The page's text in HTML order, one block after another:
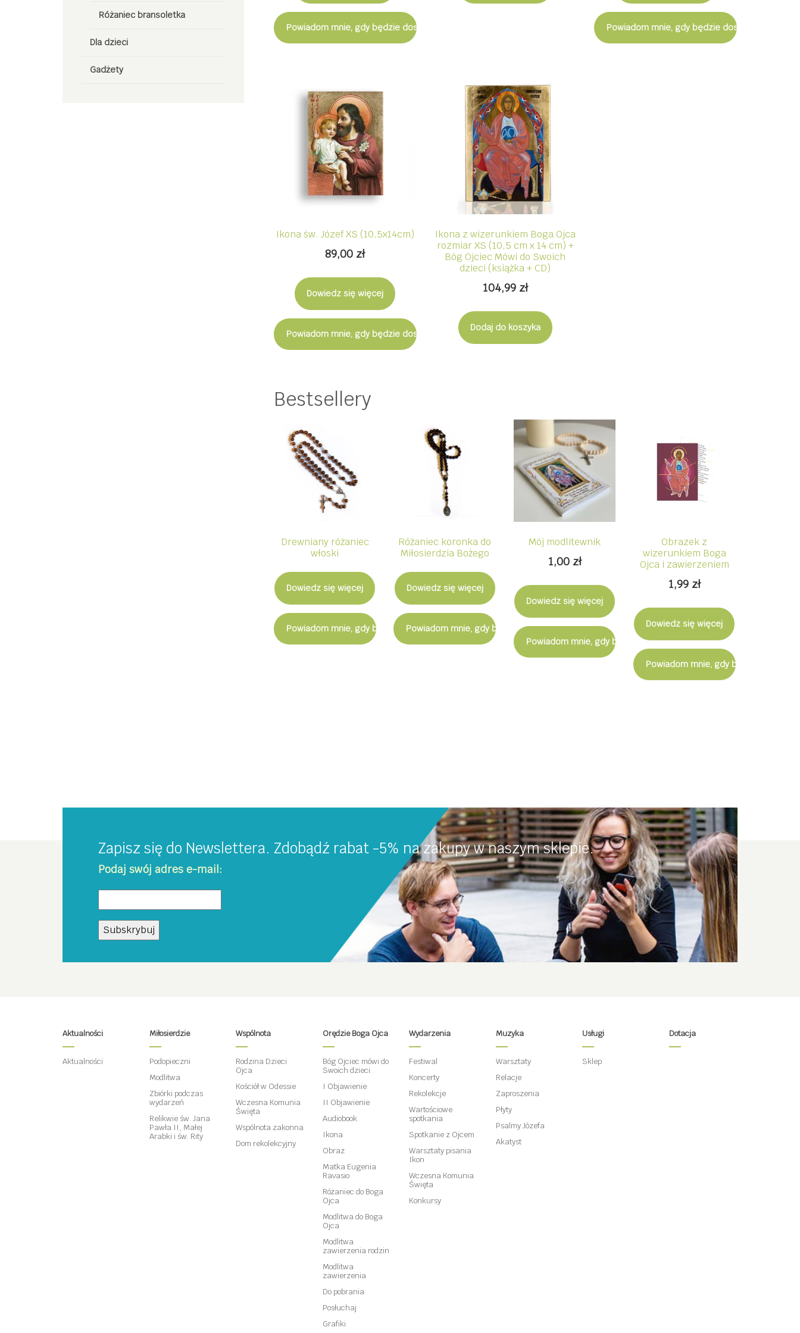
Różaniec bransoletka
Dla dzieci
Gadżety
Powiadom mnie, gdy będzie dostępny Powiadom mnie, gdy będzie dostępny
Ikona św. Józef XS (10,5x14cm)
89,00 zł
Dowiedz się więcej
Powiadom mnie, gdy będzie dostępny
Ikona z wizerunkiem Boga Ojca
rozmiar XS (10,5 cm x 14 cm) +
Bóg Ojciec Mówi do Swoich
dzieci (książka + CD)
104,99 zł
Dodaj do koszyka
Bestsellery
Drewniany różaniec
włoski
Dowiedz się więcej
Powiadom mnie, gdy będzie dostępny
Różaniec koronka do
Miłosierdzia Bożego
Dowiedz się więcej
Powiadom mnie, gdy będzie dostępny
Mój modlitewnik
1,00 zł
Dowiedz się więcej
Powiadom mnie, gdy będzie dostępny
Obrazek z
wizerunkiem Boga
Ojca i zawierzeniem
1,99 zł
Dowiedz się więcej
Powiadom mnie, gdy będzie
Zapisz się do Newslettera. Zdobądź rabat -5% na zakupy w naszym sklepie.
Podaj swój adres e-mail:
Aktualności
Aktualności
Miłosierdzie
Podopieczni
Modlitwa
Zbiórki podczas
wydarzeń
Relikwie św. Jana
Pawła II, Małej
Arabki i św. Rity
Wspólnota
Rodzina Dzieci
Ojca
Kościół w Odessie
Wczesna Komunia
Święta
Wspólnota zakonna
Dom rekolekcyjny
Orędzie Boga Ojca
Bóg Ojciec mówi do
Swoich dzieci
I Objawienie
II Objawienie
Audiobook
Ikona
Obraz
Matka Eugenia
Ravasio
Różaniec do Boga
Ojca
Modlitwa do Boga
Ojca
Modlitwa
zawierzenia rodzin
Modlitwa
zawierzenia
Do pobrania
Posłuchaj
Grafiki
Wydarzenia
Festiwal
Koncerty
Rekolekcje
Wartościowe
spotkania
Spotkanie z Ojcem
Warsztaty pisania
Ikon
Wczesna Komunia
Święta
Konkursy
Muzyka
Warsztaty
Relacje
Zaproszenia
Płyty
Psalmy Józefa
Akatyst
Usługi
Sklep
Dotacja